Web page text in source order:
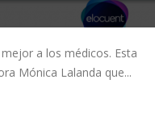
a los médicos. Esta
Mónica Lalanda que...